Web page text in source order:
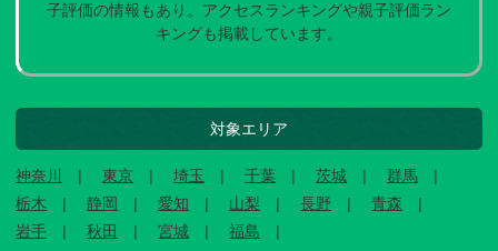
子評価の情報もあり。アクセスランキングや親子評価ラン
キングも掲載しています。
対象エリア
神奈川 東京 埼玉 千葉 茨城
群馬
栃木
静岡 愛知 山梨 長野
青森
岩手
秋田 宮城 福島